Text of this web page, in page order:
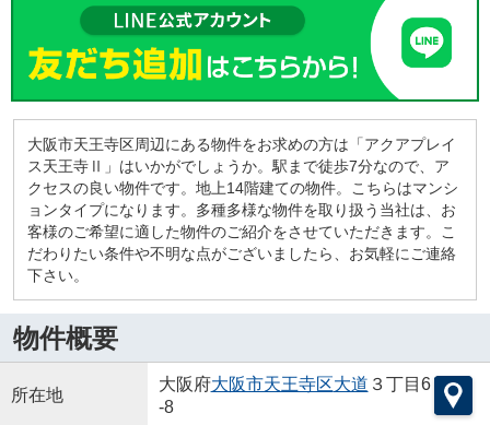
大阪市天王寺区周辺にある物件をお求めの方は「アクアプレイ
ス天王寺Ⅱ」はいかがでしょうか。駅まで徒歩7分なので、ア
クセスの良い物件です。地上14階建ての物件。こちらはマンシ
ョンタイプになります。多種多様な物件を取り扱う当社は、お
客様のご希望に適した物件のご紹介をさせていただきます。こ
だわりたい条件や不明な点がございましたら、お気軽にご連絡
下さい。
物件概要
所在地
大阪府大阪市天王寺区大道 ３丁目6
-8